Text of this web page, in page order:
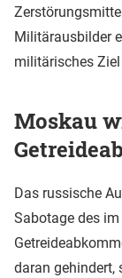
Militärausbilder
militärisches
Moskau
Das russische
Sabotage des
daran gehindert,